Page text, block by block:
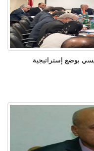
بوضع إستراتيجية